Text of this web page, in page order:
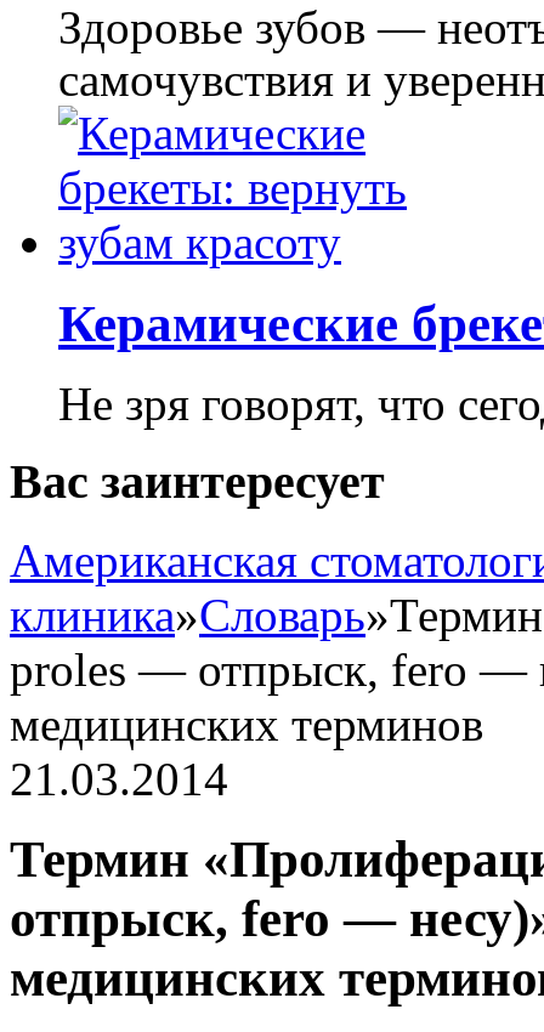
Здоровье зубов —
самочувствия и
Керамические
Не зря говорят, что
Вас заинтересует
Американская
клиника»Словарь»
proles — отпрыск, fero —
медицинских терминов
21.03.2014
Термин
отпрыск, fero —
медицинских